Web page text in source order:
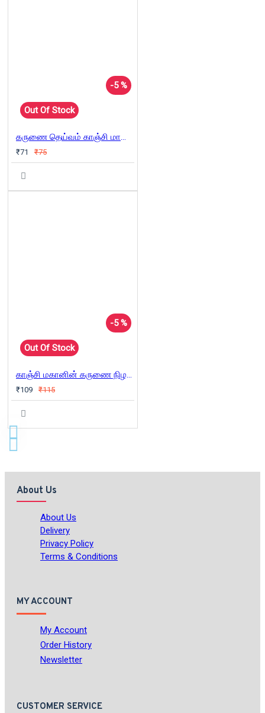
-5 %
Out Of Stock
கருணை தெய்வம் காஞ்சி மாமுனிவர்
₹71 ₹75
-5 %
Out Of Stock
காஞ்சி மகானின் கருணை நிழலில்
₹109 ₹115
About Us
About Us
Delivery
Privacy Policy
Terms & Conditions
MY ACCOUNT
My Account
Order History
Newsletter
CUSTOMER SERVICE